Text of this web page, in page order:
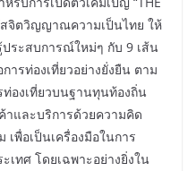
สจิตวิญญาณความเป็นไทย ให้
ระสบการณ์ใหม่ๆ กับ 9 เส้น
ารท่องเที่ยวอย่างยั่งยืน ตาม
องเที่ยวบนฐานทุนท้องถิ่น
าและบริการด้วยความคิด
พื่อเป็นเครื่องมือในการ
ทศ โดยเฉพาะอย่างยิ่งใน